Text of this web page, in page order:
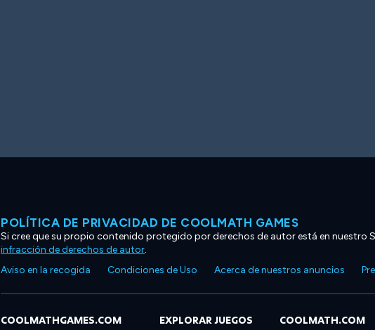
POLÍTICA DE PRIVACIDAD DE COOLMATH GAMES
Si cree que su propio contenido protegido por derechos de autor está en nuestro
infracción de derechos de autor.
Aviso en la recogida
Condiciones de Uso Acerca de nuestros anuncios
COOLMATHGAMES.COM EXPLORAR JUEGOS COOLMATH.COM